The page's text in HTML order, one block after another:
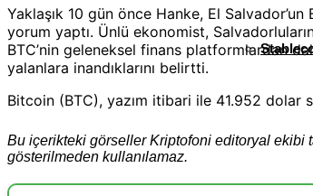
Yaklaşık 10 gün önce Hanke, El
yorum yaptı. Ünlü ekonomist,
BTC’nin geleneksel finans platformlardan
yalanlara inandıklarını belirtti.
Bitcoin (BTC), yazım itibari ile 41.952 dolar
Bu içerikteki görseller Kriptofoni editoryal ekibi
gösterilmeden kullanılamaz.